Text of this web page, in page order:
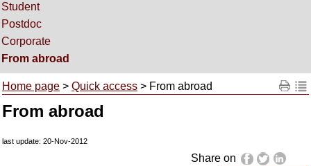
Student
Postdoc
Corporate
From abroad
Home page > Quick access > From abroad
From abroad
last update: 20-Nov-2012
Share on